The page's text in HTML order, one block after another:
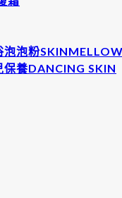
泡泡粉
養DANCING SKIN